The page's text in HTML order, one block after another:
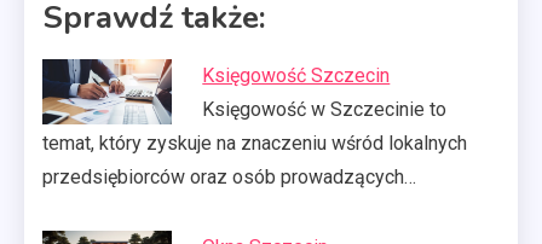
Sprawdź także:
Księgowość Szczecin
Księgowość w Szczecinie to
temat, który zyskuje na znaczeniu wśród lokalnych
przedsiębiorców oraz osób prowadzących…